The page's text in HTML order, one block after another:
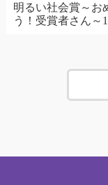
明るい社会賞～お
う！受賞者さん～